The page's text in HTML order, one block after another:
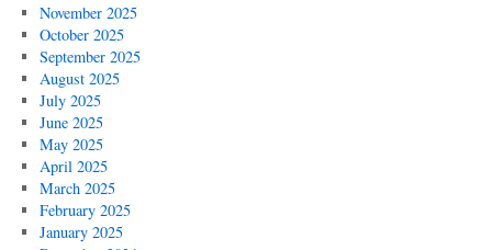
November 2025
October 2025
September 2025
August 2025
July 2025
June 2025
May 2025
April 2025
March 2025
February 2025
January 2025